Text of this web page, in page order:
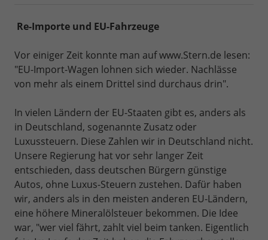
Re-Importe und EU-Fahrzeuge
Vor einiger Zeit konnte man auf www.Stern.de lesen:
"EU-Import-Wagen lohnen sich wieder. Nachlässe
von mehr als einem Drittel sind durchaus drin".
In vielen Ländern der EU-Staaten gibt es, anders als
in Deutschland, sogenannte Zusatz oder
Luxussteuern. Diese Zahlen wir in Deutschland nicht.
Unsere Regierung hat vor sehr langer Zeit
entschieden, dass deutschen Bürgern günstige
Autos, ohne Luxus-Steuern zustehen. Dafür haben
wir, anders als in den meisten anderen EU-Ländern,
eine höhere Mineralölsteuer bekommen. Die Idee
war, "wer viel fährt, zahlt viel beim tanken. Eigentlich